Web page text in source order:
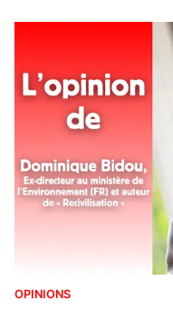
OPINIONS